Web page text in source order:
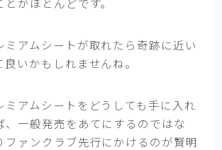
ミアムシートが取れたら奇跡に近い
いかもしれませんね。
ミアムシートをどうしても手に入れ
、一般発売をあてにするのではな
ファンクラブ先行にかけるのが賢明